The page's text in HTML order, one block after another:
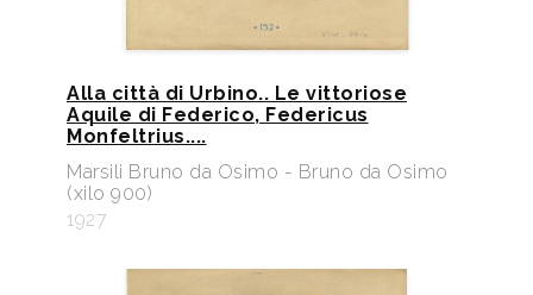
Alla città di Urbino.. Le vittoriose
Aquile di Federico, Federicus
Monfeltrius....
Marsili Bruno da Osimo - Bruno da Osimo
(xilo 900)
1927